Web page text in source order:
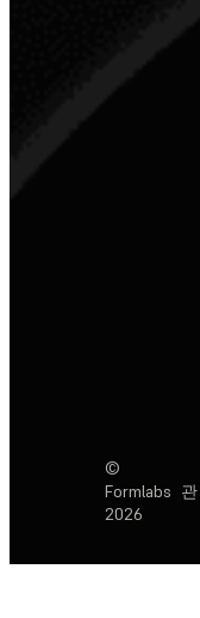
©
Formlabs
2026
관